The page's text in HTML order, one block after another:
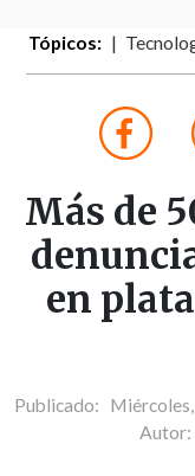
Tópicos:
Más de
en
Publicado:
Autor: